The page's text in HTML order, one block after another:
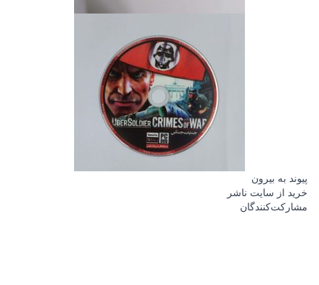
پیوند به بیرون
خرید از سایت ناشر
مشارکت‌کنندگان